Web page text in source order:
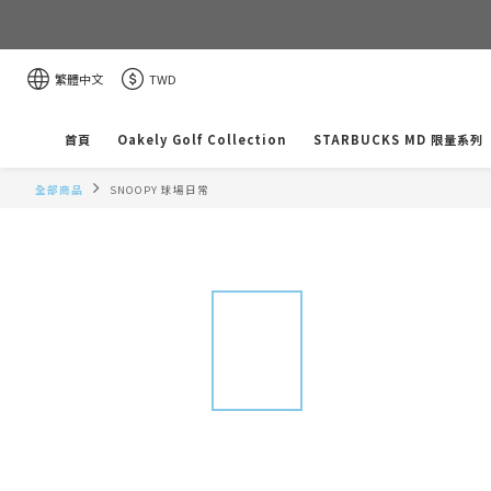
繁體中文 TWD
首頁 Oakely Golf Collection STARBUCKS MD 限量系列
全部商品 SNOOPY 球場日常